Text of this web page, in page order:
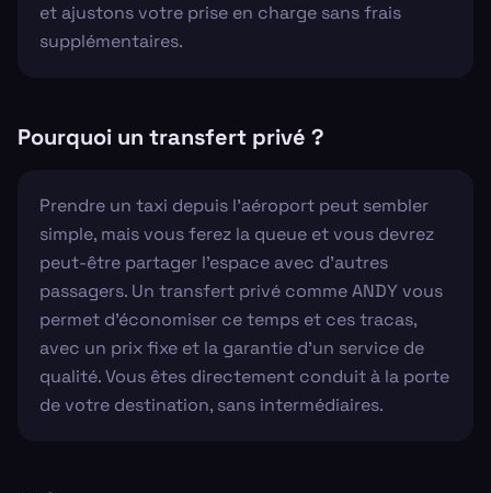
et ajustons votre prise en charge sans frais
supplémentaires.
Pourquoi un transfert privé ?
Prendre un taxi depuis l'aéroport peut sembler
simple, mais vous ferez la queue et vous devrez
peut-être partager l'espace avec d'autres
passagers. Un transfert privé comme ANDY vous
permet d'économiser ce temps et ces tracas,
avec un prix fixe et la garantie d'un service de
qualité. Vous êtes directement conduit à la porte
de votre destination, sans intermédiaires.